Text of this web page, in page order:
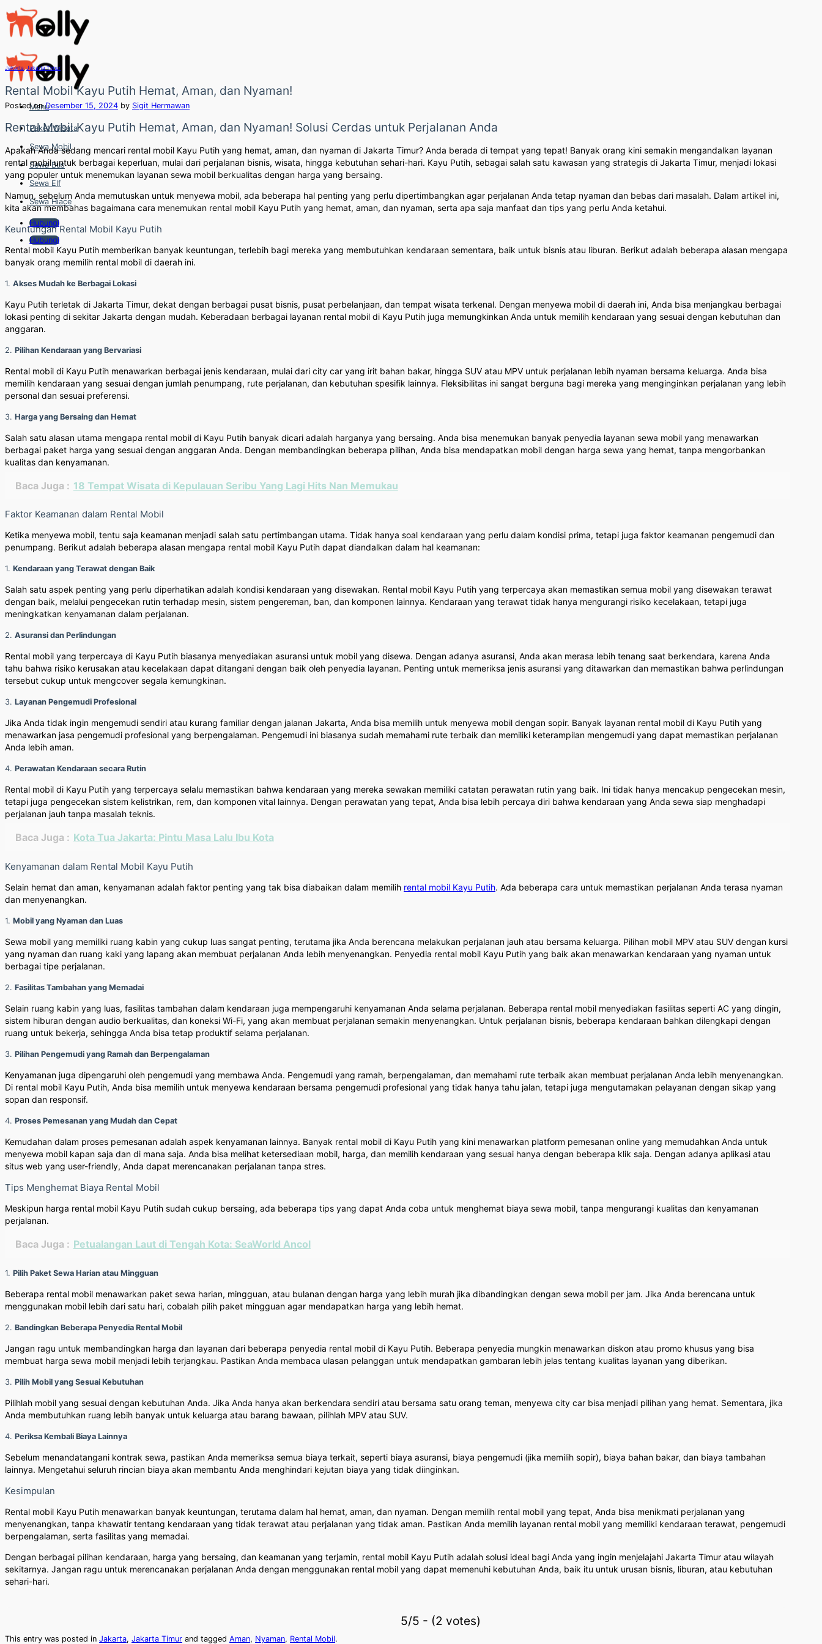
Skip
to
content
Menu
Paket Wisata
Sewa Mobil
Sewa Bus
Sewa Elf
Sewa Hiace
Hubungi
Hubungi
Jakarta ,Jakarta Timur
Rental Mobil Kayu Putih Hemat, Aman, dan Nyaman!
Posted onDesember 15, 2024 by Sigit Hermawan
Rental Mobil Kayu Putih Hemat, Aman, dan Nyaman! Solusi Cerdas untuk Perjalanan Anda
Apakah Anda sedang mencari rental mobil Kayu Putih yang hemat, aman, dan nyaman di Jakarta Timur? Anda berada di tempat yang tepat! Banyak orang kini semakin mengandalkan layanan
rental mobil untuk berbagai keperluan, mulai dari perjalanan bisnis, wisata, hingga kebutuhan sehari-hari. Kayu Putih, sebagai salah satu kawasan yang strategis di Jakarta Timur, menjadi lokasi
yang populer untuk menemukan layanan sewa mobil berkualitas dengan harga yang bersaing.
Namun, sebelum Anda memutuskan untuk menyewa mobil, ada beberapa hal penting yang perlu dipertimbangkan agar perjalanan Anda tetap nyaman dan bebas dari masalah. Dalam artikel ini,
kita akan membahas bagaimana cara menemukan rental mobil Kayu Putih yang hemat, aman, dan nyaman, serta apa saja manfaat dan tips yang perlu Anda ketahui.
Keuntungan Rental Mobil Kayu Putih
Rental mobil Kayu Putih memberikan banyak keuntungan, terlebih bagi mereka yang membutuhkan kendaraan sementara, baik untuk bisnis atau liburan. Berikut adalah beberapa alasan mengapa
banyak orang memilih rental mobil di daerah ini.
1. Akses Mudah ke Berbagai Lokasi
Kayu Putih terletak di Jakarta Timur, dekat dengan berbagai pusat bisnis, pusat perbelanjaan, dan tempat wisata terkenal. Dengan menyewa mobil di daerah ini, Anda bisa menjangkau berbagai
lokasi penting di sekitar Jakarta dengan mudah. Keberadaan berbagai layanan rental mobil di Kayu Putih juga memungkinkan Anda untuk memilih kendaraan yang sesuai dengan kebutuhan dan
anggaran.
2. Pilihan Kendaraan yang Bervariasi
Rental mobil di Kayu Putih menawarkan berbagai jenis kendaraan, mulai dari city car yang irit bahan bakar, hingga SUV atau MPV untuk perjalanan lebih nyaman bersama keluarga. Anda bisa
memilih kendaraan yang sesuai dengan jumlah penumpang, rute perjalanan, dan kebutuhan spesifik lainnya. Fleksibilitas ini sangat berguna bagi mereka yang menginginkan perjalanan yang lebih
personal dan sesuai preferensi.
3. Harga yang Bersaing dan Hemat
Salah satu alasan utama mengapa rental mobil di Kayu Putih banyak dicari adalah harganya yang bersaing. Anda bisa menemukan banyak penyedia layanan sewa mobil yang menawarkan
berbagai paket harga yang sesuai dengan anggaran Anda. Dengan membandingkan beberapa pilihan, Anda bisa mendapatkan mobil dengan harga sewa yang hemat, tanpa mengorbankan
kualitas dan kenyamanan.
Baca Juga : 18 Tempat Wisata di Kepulauan Seribu Yang Lagi Hits Nan Memukau
Faktor Keamanan dalam Rental Mobil
Ketika menyewa mobil, tentu saja keamanan menjadi salah satu pertimbangan utama. Tidak hanya soal kendaraan yang perlu dalam kondisi prima, tetapi juga faktor keamanan pengemudi dan
penumpang. Berikut adalah beberapa alasan mengapa rental mobil Kayu Putih dapat diandalkan dalam hal keamanan:
1. Kendaraan yang Terawat dengan Baik
Salah satu aspek penting yang perlu diperhatikan adalah kondisi kendaraan yang disewakan. Rental mobil Kayu Putih yang terpercaya akan memastikan semua mobil yang disewakan terawat
dengan baik, melalui pengecekan rutin terhadap mesin, sistem pengereman, ban, dan komponen lainnya. Kendaraan yang terawat tidak hanya mengurangi risiko kecelakaan, tetapi juga
meningkatkan kenyamanan dalam perjalanan.
2. Asuransi dan Perlindungan
Rental mobil yang terpercaya di Kayu Putih biasanya menyediakan asuransi untuk mobil yang disewa. Dengan adanya asuransi, Anda akan merasa lebih tenang saat berkendara, karena Anda
tahu bahwa risiko kerusakan atau kecelakaan dapat ditangani dengan baik oleh penyedia layanan. Penting untuk memeriksa jenis asuransi yang ditawarkan dan memastikan bahwa perlindungan
tersebut cukup untuk mengcover segala kemungkinan.
3. Layanan Pengemudi Profesional
Jika Anda tidak ingin mengemudi sendiri atau kurang familiar dengan jalanan Jakarta, Anda bisa memilih untuk menyewa mobil dengan sopir. Banyak layanan rental mobil di Kayu Putih yang
menawarkan jasa pengemudi profesional yang berpengalaman. Pengemudi ini biasanya sudah memahami rute terbaik dan memiliki keterampilan mengemudi yang dapat memastikan perjalanan
Anda lebih aman.
4. Perawatan Kendaraan secara Rutin
Rental mobil di Kayu Putih yang terpercaya selalu memastikan bahwa kendaraan yang mereka sewakan memiliki catatan perawatan rutin yang baik. Ini tidak hanya mencakup pengecekan mesin,
tetapi juga pengecekan sistem kelistrikan, rem, dan komponen vital lainnya. Dengan perawatan yang tepat, Anda bisa lebih percaya diri bahwa kendaraan yang Anda sewa siap menghadapi
perjalanan jauh tanpa masalah teknis.
Baca Juga : Kota Tua Jakarta: Pintu Masa Lalu Ibu Kota
Kenyamanan dalam Rental Mobil Kayu Putih
Selain hemat dan aman, kenyamanan adalah faktor penting yang tak bisa diabaikan dalam memilih rental mobil Kayu Putih. Ada beberapa cara untuk memastikan perjalanan Anda terasa nyaman
dan menyenangkan.
1. Mobil yang Nyaman dan Luas
Sewa mobil yang memiliki ruang kabin yang cukup luas sangat penting, terutama jika Anda berencana melakukan perjalanan jauh atau bersama keluarga. Pilihan mobil MPV atau SUV dengan kursi
yang nyaman dan ruang kaki yang lapang akan membuat perjalanan Anda lebih menyenangkan. Penyedia rental mobil Kayu Putih yang baik akan menawarkan kendaraan yang nyaman untuk
berbagai tipe perjalanan.
2. Fasilitas Tambahan yang Memadai
Selain ruang kabin yang luas, fasilitas tambahan dalam kendaraan juga mempengaruhi kenyamanan Anda selama perjalanan. Beberapa rental mobil menyediakan fasilitas seperti AC yang dingin,
sistem hiburan dengan audio berkualitas, dan koneksi Wi-Fi, yang akan membuat perjalanan semakin menyenangkan. Untuk perjalanan bisnis, beberapa kendaraan bahkan dilengkapi dengan
ruang untuk bekerja, sehingga Anda bisa tetap produktif selama perjalanan.
3. Pilihan Pengemudi yang Ramah dan Berpengalaman
Kenyamanan juga dipengaruhi oleh pengemudi yang membawa Anda. Pengemudi yang ramah, berpengalaman, dan memahami rute terbaik akan membuat perjalanan Anda lebih menyenangkan.
Di rental mobil Kayu Putih, Anda bisa memilih untuk menyewa kendaraan bersama pengemudi profesional yang tidak hanya tahu jalan, tetapi juga mengutamakan pelayanan dengan sikap yang
sopan dan responsif.
4. Proses Pemesanan yang Mudah dan Cepat
Kemudahan dalam proses pemesanan adalah aspek kenyamanan lainnya. Banyak rental mobil di Kayu Putih yang kini menawarkan platform pemesanan online yang memudahkan Anda untuk
menyewa mobil kapan saja dan di mana saja. Anda bisa melihat ketersediaan mobil, harga, dan memilih kendaraan yang sesuai hanya dengan beberapa klik saja. Dengan adanya aplikasi atau
situs web yang user-friendly, Anda dapat merencanakan perjalanan tanpa stres.
Tips Menghemat Biaya Rental Mobil
Meskipun harga rental mobil Kayu Putih sudah cukup bersaing, ada beberapa tips yang dapat Anda coba untuk menghemat biaya sewa mobil, tanpa mengurangi kualitas dan kenyamanan
perjalanan.
Baca Juga : Petualangan Laut di Tengah Kota: SeaWorld Ancol
1. Pilih Paket Sewa Harian atau Mingguan
Beberapa rental mobil menawarkan paket sewa harian, mingguan, atau bulanan dengan harga yang lebih murah jika dibandingkan dengan sewa mobil per jam. Jika Anda berencana untuk
menggunakan mobil lebih dari satu hari, cobalah pilih paket mingguan agar mendapatkan harga yang lebih hemat.
2. Bandingkan Beberapa Penyedia Rental Mobil
Jangan ragu untuk membandingkan harga dan layanan dari beberapa penyedia rental mobil di Kayu Putih. Beberapa penyedia mungkin menawarkan diskon atau promo khusus yang bisa
membuat harga sewa mobil menjadi lebih terjangkau. Pastikan Anda membaca ulasan pelanggan untuk mendapatkan gambaran lebih jelas tentang kualitas layanan yang diberikan.
3. Pilih Mobil yang Sesuai Kebutuhan
Pilihlah mobil yang sesuai dengan kebutuhan Anda. Jika Anda hanya akan berkendara sendiri atau bersama satu orang teman, menyewa city car bisa menjadi pilihan yang hemat. Sementara, jika
Anda membutuhkan ruang lebih banyak untuk keluarga atau barang bawaan, pilihlah MPV atau SUV.
4. Periksa Kembali Biaya Lainnya
Sebelum menandatangani kontrak sewa, pastikan Anda memeriksa semua biaya terkait, seperti biaya asuransi, biaya pengemudi (jika memilih sopir), biaya bahan bakar, dan biaya tambahan
lainnya. Mengetahui seluruh rincian biaya akan membantu Anda menghindari kejutan biaya yang tidak diinginkan.
Kesimpulan
Rental mobil Kayu Putih menawarkan banyak keuntungan, terutama dalam hal hemat, aman, dan nyaman. Dengan memilih rental mobil yang tepat, Anda bisa menikmati perjalanan yang
menyenangkan, tanpa khawatir tentang kendaraan yang tidak terawat atau perjalanan yang tidak aman. Pastikan Anda memilih layanan rental mobil yang memiliki kendaraan terawat, pengemudi
berpengalaman, serta fasilitas yang memadai.
Dengan berbagai pilihan kendaraan, harga yang bersaing, dan keamanan yang terjamin, rental mobil Kayu Putih adalah solusi ideal bagi Anda yang ingin menjelajahi Jakarta Timur atau wilayah
sekitarnya. Jangan ragu untuk merencanakan perjalanan Anda dengan menggunakan rental mobil yang dapat memenuhi kebutuhan Anda, baik itu untuk urusan bisnis, liburan, atau kebutuhan
sehari-hari.
5/5 - (2 votes)
This entry was posted in Jakarta, Jakarta Timur and tagged Aman, Nyaman, Rental Mobil.